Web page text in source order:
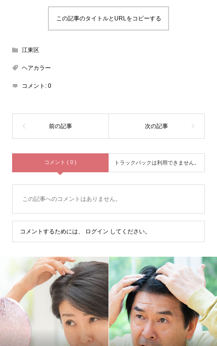
この記事のタイトルとURLをコピーする
江東区
ヘアカラー
コメント: 0
コメント ( 0 ) トラックバックは利用できません。
この記事へのコメントはありません。
コメントするためには、 ログイン してください。